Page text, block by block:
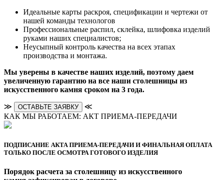
Идеальные карты раскроя, спецификации и чертежи от
нашей команды технологов
Профессиональные распил, склейка, шлифовка изделий
руками наших специалистов;
Неусыпный контроль качества на всех этапах
производства и монтажа.
Мы уверены в качестве наших изделий, поэтому даем
увеличенную гарантию на все наши столешницы из
искусственного камня сроком на 3 года.
≫ ОСТАВЬТЕ ЗАЯВКУ
≪
КАК МЫ РАБОТАЕМ: АКТ ПРИЕМА-ПЕРЕДАЧИ
ПОДПИСАНИЕ АКТА ПРИЕМА-ПЕРЕДАЧИ И ФИНАЛЬНАЯ ОПЛАТА
ТОЛЬКО ПОСЛЕ ОСМОТРА ГОТОВОГО ИЗДЕЛИЯ
Порядок расчета за столешницу из искусственного